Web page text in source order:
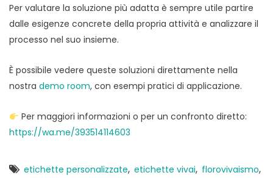
Per valutare la soluzione più adatta è sempre utile partire
dalle esigenze concrete della propria attività e analizzare il
processo nel suo insieme.
È possibile vedere queste soluzioni direttamente nella
nostra demo room, con esempi pratici di applicazione.
Per maggiori informazioni o per un confronto diretto:
https://wa.me/393514114603
etichette personalizzate, etichette vivai, florovivaismo,